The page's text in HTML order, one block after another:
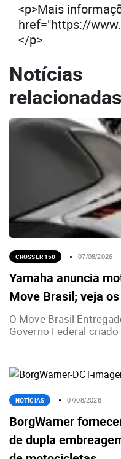
<p>Mais
href="https://
</p>
Notícias
relacionadas
CROSSER 150 07/08/2026
Yamaha anuncia
Move Brasil; veja
O Move Brasil
Governo Federal
NOTÍCIAS 07/08/2026
BorgWarner
de dupla